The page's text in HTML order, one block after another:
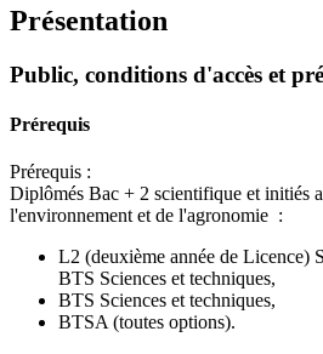
Présentation
Public, conditions d'accès et
Prérequis
Prérequis :
Diplômés Bac + 2 scientifique et initiés
l'environnement et de l'agronomie :
L2 (deuxième année de Licence)
BTS Sciences et techniques,
BTS Sciences et techniques,
BTSA (toutes options).